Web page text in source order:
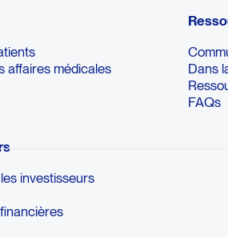
affaires médicales
Dans
FAQs
investisseurs